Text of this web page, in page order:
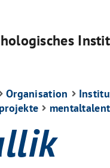
Organisation
mentaltalent